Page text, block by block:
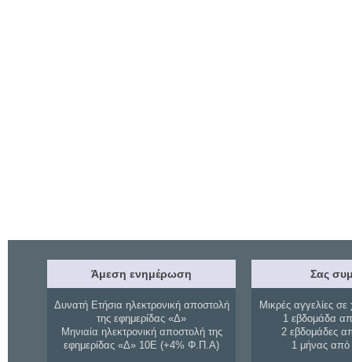
Άμεση ενημέρωση
Δυνατή Ετήσια ηλεκτρονική αποστολή
της εφημερίδας «Δ»
Μηνιαία ηλεκτρονική αποστολή της
εφημερίδας «Δ» 10Ε (+4% Φ.Π.Α)
Σας
Μικρές αγγελίες σε
1 εβδομάδα
2 εβδομάδες
1 μήνας